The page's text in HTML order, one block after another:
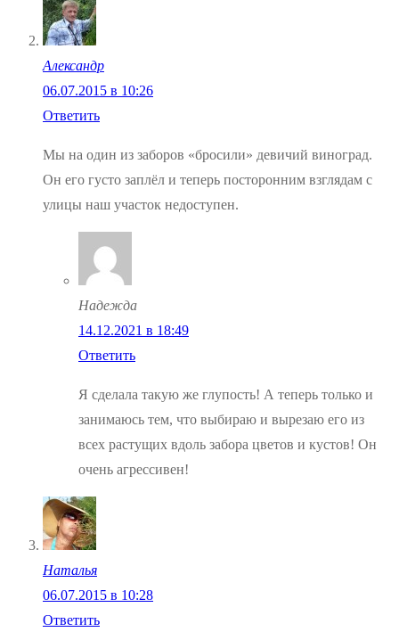
Александр
06.07.2015 в 10:26
Ответить
Мы на один из заборов «бросили» девичий виноград.
Он его густо заплёл и теперь посторонним взглядам с
улицы наш участок недоступен.
Надежда
14.12.2021 в 18:49
Ответить
Я сделала такую же глупость! А теперь только и
занимаюсь тем, что выбираю и вырезаю его из
всех растущих вдоль забора цветов и кустов! Он
очень агрессивен!
Наталья
06.07.2015 в 10:28
Ответить